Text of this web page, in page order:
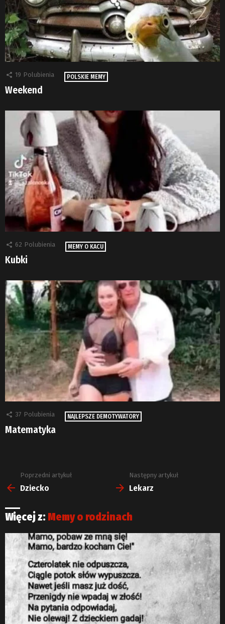
19 Polubienia POLSKIE MEMY
Weekend
62 Polubienia MEMY O KACU
Kubki
37 Polubienia NAJLEPSZE DEMOTYWATORY
Matematyka
Zobacz
więcej
Poprzedni artykuł
Dziecko
Następny artykuł
Lekarz
Więcej z: Memy o rodzinach